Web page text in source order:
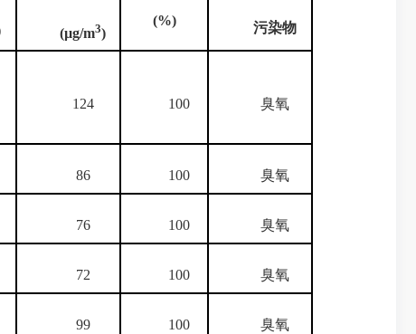
(µg/m3)
(%)
污染物
124 100 臭氧
86 100 臭氧
76 100 臭氧
72 100 臭氧
99 100 臭氧